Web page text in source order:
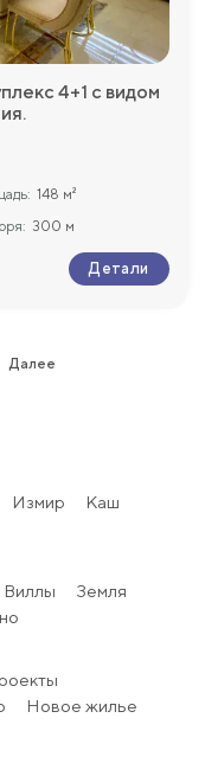
4+1 с видом
148 м²
300 м
Детали
Далее
Измир
Каш
Виллы
Земля
Новое жилье